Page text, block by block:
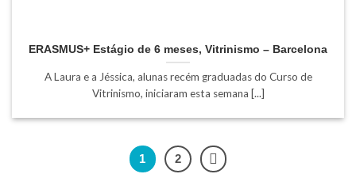
ERASMUS+ Estágio de 6 meses, Vitrinismo – Barcelona
A Laura e a Jéssica, alunas recém graduadas do Curso de
Vitrinismo, iniciaram esta semana [...]
1 2